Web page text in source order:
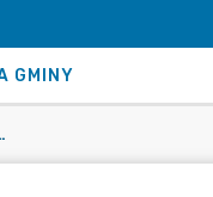
GMINY
EGZAMINU KOŃCZĄCEGO SŁUŻBĘ PRZYGOTOWAWCZĄ.